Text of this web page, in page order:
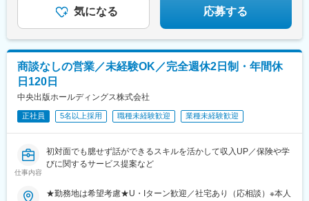
都)、京成関屋駅、御徒町駅、大森海岸駅、銀座一丁目駅、茅場町
駅、馬喰町駅、東池袋駅、曳舟駅、西横浜駅、横浜駅、日本大通
野田駅(阪神線)、四天王寺前夕陽ケ丘駅、大国町駅、森小路駅、昭
和町駅(大阪府)、針中野駅、花園町駅、細井川駅、梅田駅(地下
鉄)、天満橋駅、北浜駅(大阪府)、なんば駅(南海線)、四ツ橋駅、花
田口駅、撮影所前駅、六地蔵駅(京阪線)、桃山御陵前駅、市民広場
駅、三宮・花時計前駅、板宿駅、新井口駅、香椎宮前駅、城下駅
(岡山県)、広電本社前駅、第一通り駅
駅、春日町駅、江坂駅、三国ケ丘駅(大阪府)、新神戸駅、大雲寺前
駅、比治山橋駅、大手町駅(愛媛県)、唐人町駅、スタジアムシティ
中津駅(地下鉄)、山陽姫路駅、九品寺交差点駅、本町駅、あおば通
駅、偕楽園駅、葭川公園駅、横浜駅、遠州病院駅、貿易センター
駅、中電前駅、高見馬場駅、一社駅、立川南駅、長野駅、新浜松
駅、千葉中央駅、上熊谷駅、南方駅(大阪府)、栗林公園駅、新富町
駅(岡山県)、市役所前駅(愛媛県)、資生館小学校前駅、北仙台駅、
山鼻９条駅、駅東公園前駅、王子駅前駅、反町駅、広電五日市
船橋駅、南富山駅前駅、西松本駅、名鉄一宮駅、百舌鳥駅、春日
野道駅(阪急線)、烏丸駅、東中央町駅、比治山下駅、ＪＲ松山駅前
宮下駅、中崎町駅、姫路駅、交通局前駅(熊本県)、肥後橋駅、仙台
気になる 応募する
商談なしの営業／未経験OK／完全週休2日制・年間休
日120日
中央出版ホールディングス株式会社
正社員 5名以上採用 職種未経験歓迎 業種未経験歓迎
仕事内容
初対面でも臆せず話ができるスキルを活かして収入UP／保険や学
びに関するサービス提案など
★勤務地は希望考慮★U・Iターン歓迎／社宅あり（応相談）※本人